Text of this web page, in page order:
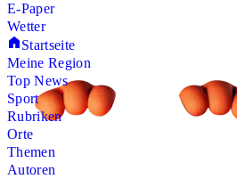
E-Paper
Wetter
Startseite
Meine Region
Top News
Sport
Rubriken
Orte
Themen
Autoren